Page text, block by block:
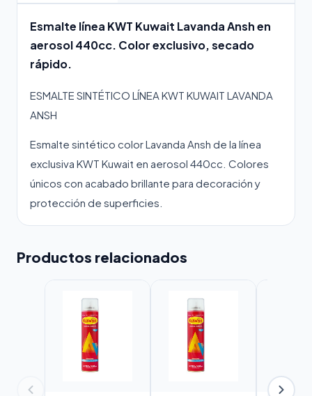
Esmalte línea KWT Kuwait Lavanda Ansh en
aerosol 440cc. Color exclusivo, secado
rápido.
ESMALTE SINTÉTICO LÍNEA KWT KUWAIT LAVANDA
ANSH
Esmalte sintético color Lavanda Ansh de la línea
exclusiva KWT Kuwait en aerosol 440cc. Colores
únicos con acabado brillante para decoración y
protección de superficies.
Productos relacionados